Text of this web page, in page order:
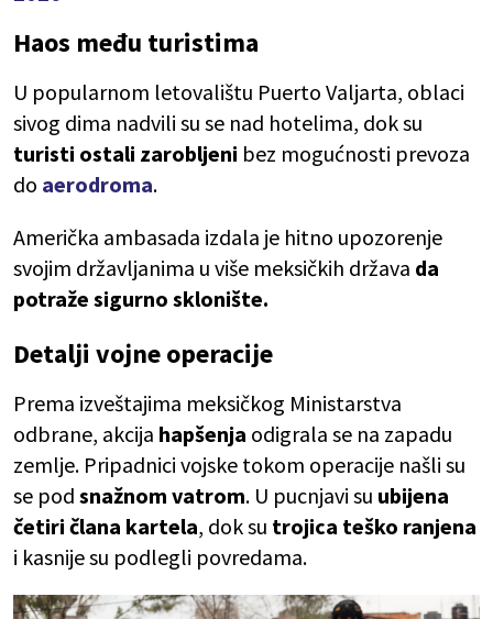
Haos među turistima
U popularnom letovalištu Puerto Valjarta, oblaci
sivog dima nadvili su se nad hotelima, dok su
turisti ostali zarobljeni bez mogućnosti prevoza
do aerodroma.
Američka ambasada izdala je hitno upozorenje
svojim državljanima u više meksičkih država da
potraže sigurno sklonište.
Detalji vojne operacije
Prema izveštajima meksičkog Ministarstva
odbrane, akcija hapšenja odigrala se na zapadu
zemlje. Pripadnici vojske tokom operacije našli su
se pod snažnom vatrom. U pucnjavi su ubijena
četiri člana kartela, dok su trojica teško ranjena
i kasnije su podlegli povredama.